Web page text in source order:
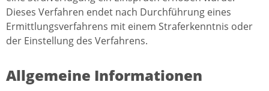
Dieses Verfahren endet nach Durchführung eines
Ermittlungsverfahrens mit einem Straferkenntnis oder
der Einstellung des Verfahrens.
Allgemeine Informationen